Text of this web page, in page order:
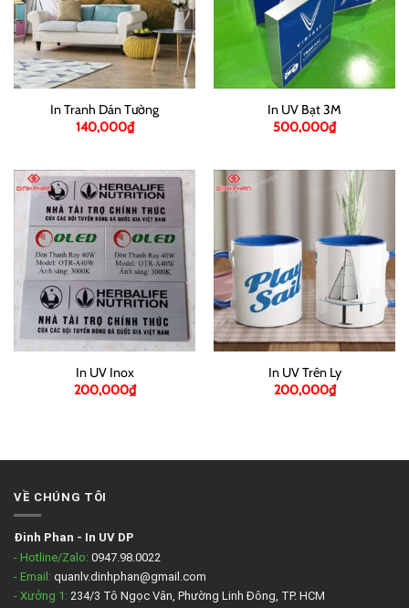
In Tranh Dán Tường
140,000₫
In UV Bạt 3M
500,000₫
In UV Inox
200,000₫
In UV Trên Ly
200,000₫
VỀ CHÚNG TÔI
Đinh Phan - In UV DP
- Hotline/Zalo: 0947.98.0022
- Email: quanlv.dinhphan@gmail.com
- Xưởng 1: 234/3 Tô Ngọc Vân, Phường Linh Đông, TP. HCM